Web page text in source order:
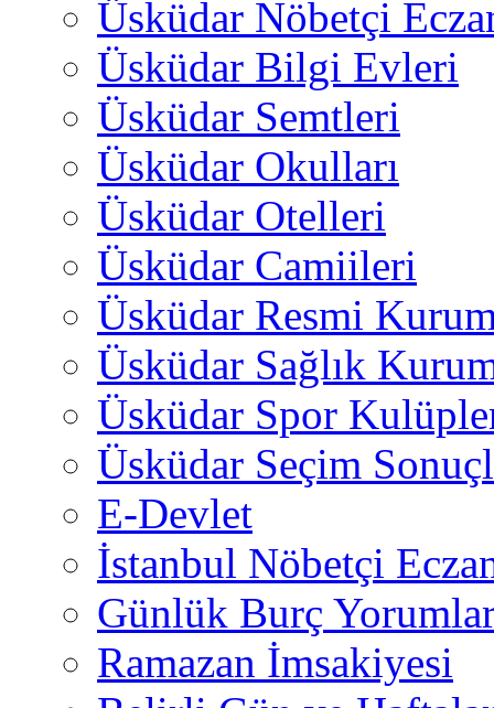
Üsküdar Nöbetçi
Üsküdar Bilgi Evleri
Üsküdar Semtleri
Üsküdar Okulları
Üsküdar Otelleri
Üsküdar Camiileri
Üsküdar Resmi
Üsküdar Sağlık
Üsküdar Spor
Üsküdar Seçim
E-Devlet
İstanbul Nöbetçi
Günlük Burç
Ramazan İmsakiyesi